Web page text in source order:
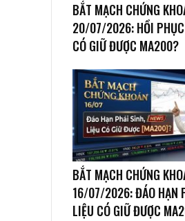
BẮT MẠCH CHỨNG
20/07/2026: HỒI PHỤC
CÓ GIỮ ĐƯỢC MA200?
BẮT MẠCH CHỨNG
16/07/2026: ĐÁO HẠN
LIỆU CÓ GIỮ ĐƯỢC